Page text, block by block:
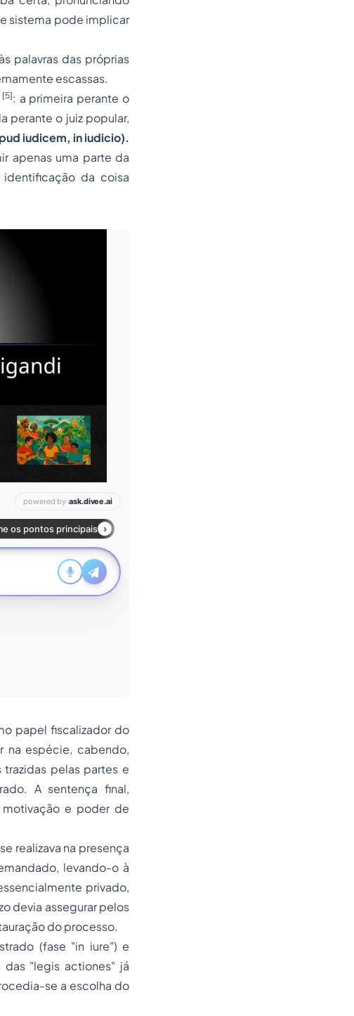
sistema pode implicar
palavras das próprias
escassas.
[5]: a primeira perante o
perante o juiz popular,
iudicem, in iudicio).
apenas uma parte da
da coisa
papel fiscalizador do
na espécie, cabendo,
trazidas pelas partes e
A sentença final,
e poder de
realizava na presença
levando-o à
privado,
devia assegurar pelos
do processo.
(fase "in iure") e
das "legis actiones" já
se a escolha do